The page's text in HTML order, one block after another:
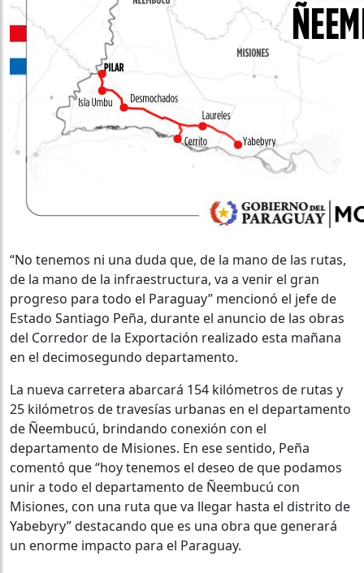
“No tenemos ni una duda que, de la mano de las rutas,
de la mano de la infraestructura, va a venir el gran
progreso para todo el Paraguay” mencionó el jefe de
Estado Santiago Peña, durante el anuncio de las obras
del Corredor de la Exportación realizado esta mañana
en el decimosegundo departamento.
La nueva carretera abarcará 154 kilómetros de rutas y
25 kilómetros de travesías urbanas en el departamento
de Ñeembucú, brindando conexión con el
departamento de Misiones. En ese sentido, Peña
comentó que “hoy tenemos el deseo de que podamos
unir a todo el departamento de Ñeembucú con
Misiones, con una ruta que va llegar hasta el distrito de
Yabebyry” destacando que es una obra que generará
un enorme impacto para el Paraguay.